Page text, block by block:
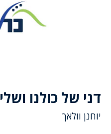
דני של כולנו ושלי
יוחנן וולאך